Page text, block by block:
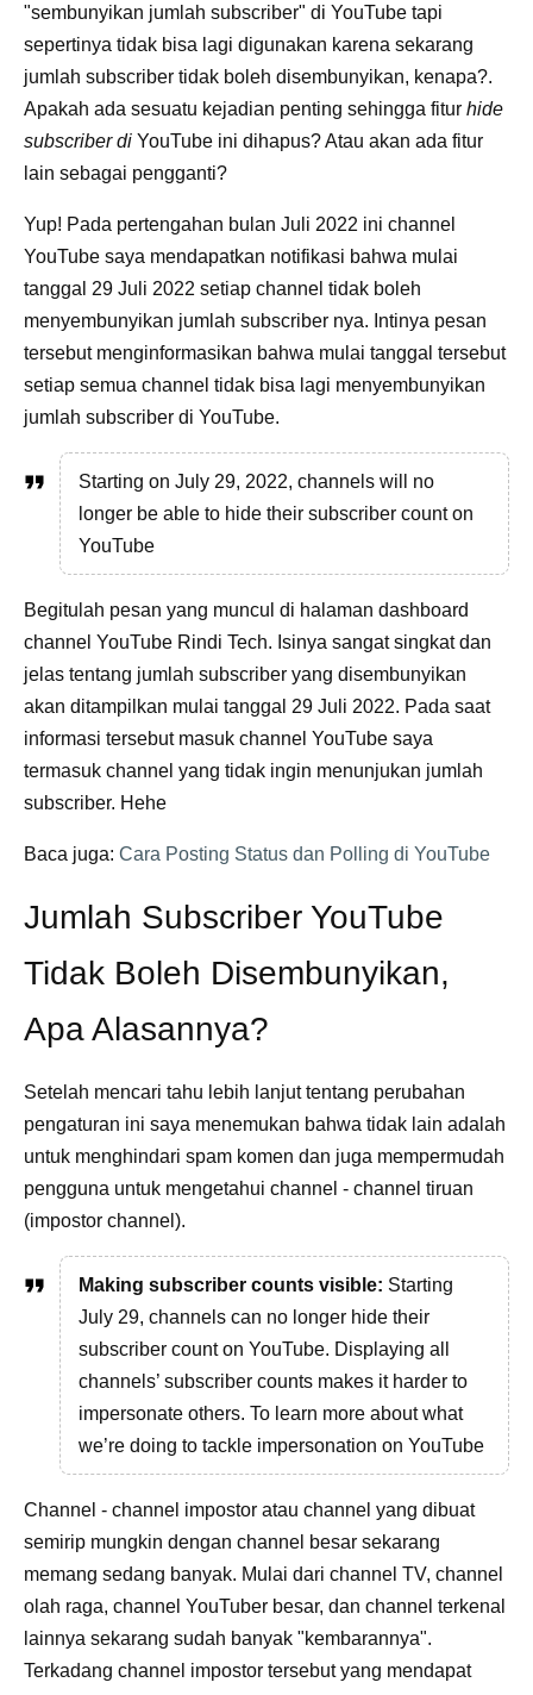
"sembunyikan jumlah subscriber" di YouTube tapi
sepertinya tidak bisa lagi digunakan karena sekarang
jumlah subscriber tidak boleh disembunyikan, kenapa?.
Apakah ada sesuatu kejadian penting sehingga fitur hide
subscriber di YouTube ini dihapus? Atau akan ada fitur
lain sebagai pengganti?
Yup! Pada pertengahan bulan Juli 2022 ini channel
YouTube saya mendapatkan notifikasi bahwa mulai
tanggal 29 Juli 2022 setiap channel tidak boleh
menyembunyikan jumlah subscriber nya. Intinya pesan
tersebut menginformasikan bahwa mulai tanggal tersebut
setiap semua channel tidak bisa lagi menyembunyikan
jumlah subscriber di YouTube.
Starting on July 29, 2022, channels will no
longer be able to hide their subscriber count on
YouTube
Begitulah pesan yang muncul di halaman dashboard
channel YouTube Rindi Tech. Isinya sangat singkat dan
jelas tentang jumlah subscriber yang disembunyikan
akan ditampilkan mulai tanggal 29 Juli 2022. Pada saat
informasi tersebut masuk channel YouTube saya
termasuk channel yang tidak ingin menunjukan jumlah
subscriber. Hehe
Baca juga: Cara Posting Status dan Polling di YouTube
Jumlah Subscriber YouTube
Tidak Boleh Disembunyikan,
Apa Alasannya?
Setelah mencari tahu lebih lanjut tentang perubahan
pengaturan ini saya menemukan bahwa tidak lain adalah
untuk menghindari spam komen dan juga mempermudah
pengguna untuk mengetahui channel - channel tiruan
(impostor channel).
Making subscriber counts visible: Starting
July 29, channels can no longer hide their
subscriber count on YouTube. Displaying all
channels’ subscriber counts makes it harder to
impersonate others. To learn more about what
we’re doing to tackle impersonation on YouTube
Channel - channel impostor atau channel yang dibuat
semirip mungkin dengan channel besar sekarang
memang sedang banyak. Mulai dari channel TV, channel
olah raga, channel YouTuber besar, dan channel terkenal
lainnya sekarang sudah banyak "kembarannya".
Terkadang channel impostor tersebut yang mendapat